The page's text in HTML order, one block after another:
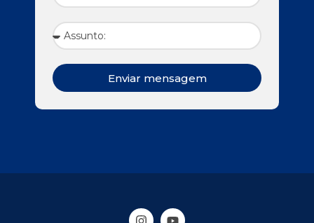
Enviar mensagem